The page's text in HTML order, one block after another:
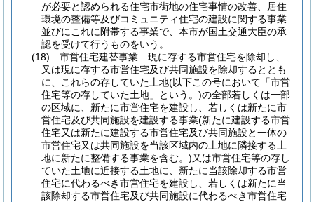
が必要と認められる住宅市街地の住宅事情の改善、居住
環境の整備等及びコミュニティ住宅の建設に関する事業
並びにこれに附帯する事業で、本市が国土交通大臣の承
認を受けて行うものをいう。
(18)
市営住宅建替事業 現に存する市営住宅を除却し、
又は現に存する市営住宅及び共同施設を除却するととも
に、これらの存していた土地(以下この号において「市営
住宅等の存していた土地」という。)の全部若しくは一部
の区域に、新たに市営住宅を建設し、若しくは新たに市
営住宅及び共同施設を建設する事業(新たに建設する市営
住宅又は新たに建設する市営住宅及び共同施設と一体の
市営住宅又は共同施設を当該区域内の土地に隣接する土
地に新たに整備する事業を含む。)又は市営住宅等の存し
ていた土地に近接する土地に、新たに当該除却する市営
住宅に代わるべき市営住宅を建設し、若しくは新たに当
該除却する市営住宅及び共同施設に代わるべき市営住宅